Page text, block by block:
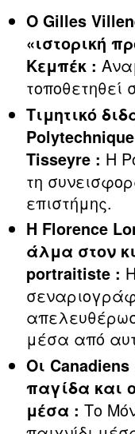
Ο Gilles
«ιστορική
Κεμπέκ :
τοποθετηθεί
Τιμητικό
Tisseyre : Η
τη
επιστήμης.
Η Florence
άλμα στον
portraitiste :
μέσα από
Οι
παγίδα και
μέσα : Το